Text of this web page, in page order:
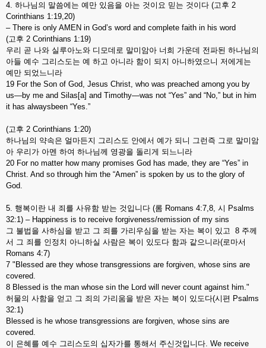
4. 하나님의 말씀에는 예만 있음을 아는 것이요 믿는 것이다 (고후 2
Corinthians 1:19,20)
– There is only AMEN in God’s word and complete faith in his word
(고후 2 Corinthians 1:19)
우리 곧 나와 실루아노와 디모데로 말미암아 너희 가운데 전파된 하나님의
아들 예수 그리스도는 예 하고 아니라 함이 되지 아니하였으니 저에게는
예만 되었느니라
19 For the Son of God, Jesus Christ, who was preached among you by
us—by me and Silas[a] and Timothy—was not “Yes” and “No,” but in him
it has alwaysbeen “Yes.”
(고후 2 Corinthians 1:20)
하나님의 약속은 얼마든지 그리스도 안에서 예가 되니 그런즉 그로 말미암
아 우리가 아멘 하여 하나님께 영광을 돌리게 되느니라
20 For no matter how many promises God has made, they are “Yes” in
Christ. And so through him the “Amen” is spoken by us to the glory of
God.
5. 행복이란 내 죄를 사유함 받는 것입니다 (롬 Romans 4:7,8, 시 Psalms
32:1) – Happiness is to receive forgiveness/remission of my sins
그 불법을 사하심을 받고 그 죄를 가리우심을 받는 자는 복이 있고 8 주께
서 그 죄를 인정치 아니하실 사람은 복이 있도다 함과 같으니라(로마서
Romans 4:7)
7 "Blessed are they whose transgressions are forgiven, whose sins are
covered.
8 Blessed is the man whose sin the Lord will never count against him."
허물의 사함을 얻고 그 죄의 가리움을 받은 자는 복이 있도다(시편 Psalms
32:1)
Blessed is he whose transgressions are forgiven, whose sins are
covered.
이 은혜를 예수 그리스도의 십자가를 통해서 주신것입니다. We receive